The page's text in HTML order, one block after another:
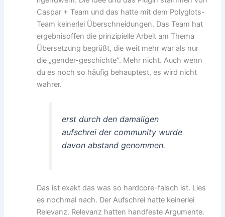
Caspar + Team und das hatte mit dem Polyglots-
Team keinerlei Überschneidungen. Das Team hat
ergebnisoffen die prinzipielle Arbeit am Thema
Übersetzung begrüßt, die weit mehr war als nur
die „gender-geschichte“. Mehr nicht. Auch wenn
du es noch so häufig behauptest, es wird nicht
wahrer.
erst durch den damaligen
aufschrei der community wurde
davon abstand genommen.
Das ist exakt das was so hardcore-falsch ist. Lies
es nochmal nach. Der Aufschrei hatte keinerlei
Relevanz. Relevanz hatten handfeste Argumente.